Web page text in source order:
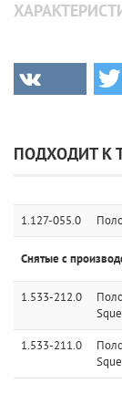
ПОДХОДИТ К
1.127-055.0
Снятые с
1.533-212.0
1.533-211.0